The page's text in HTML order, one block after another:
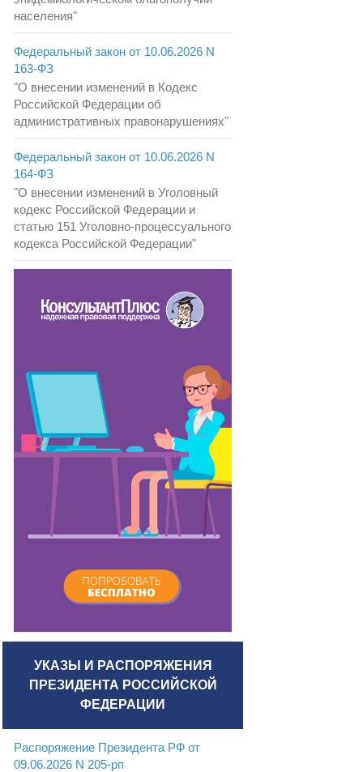
населения"
Федеральный закон от 10.06.2026 N
163-ФЗ
"О внесении изменений в Кодекс
Российской Федерации об
административных правонарушениях"
Федеральный закон от 10.06.2026 N
164-ФЗ
"О внесении изменений в Уголовный
кодекс Российской Федерации и
статью 151 Уголовно-процессуального
кодекса Российской Федерации"
УКАЗЫ И РАСПОРЯЖЕНИЯ
ПРЕЗИДЕНТА РОССИЙСКОЙ
ФЕДЕРАЦИИ
Распоряжение Президента РФ от
09.06.2026 N 205-рп